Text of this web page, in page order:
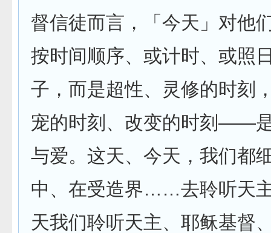
督信徒而言，「今天」对他
按时间顺序、或计时、或照
子，而是超性、灵修的时刻
宠的时刻、改变的时刻——
与爱。这天、今天，我们都
中、在受造界……去聆听天
天我们聆听天主、耶稣基督